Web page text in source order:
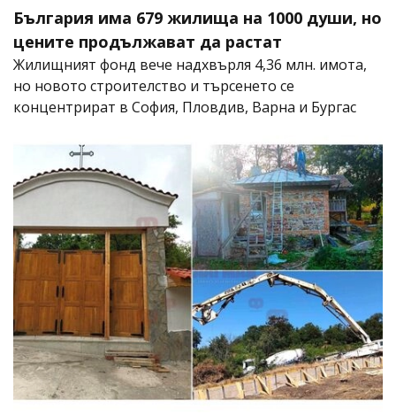
България има 679 жилища на 1000 души, но
цените продължават да растат
Жилищният фонд вече надхвърля 4,36 млн. имота,
но новото строителство и търсенето се
концентрират в София, Пловдив, Варна и Бургас